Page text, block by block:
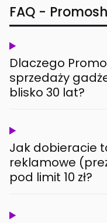
FAQ -
Dlaczego
sprzedaży
blisko 30 lat?
Jak dobieracie
reklamowe
pod limit 10 zł?